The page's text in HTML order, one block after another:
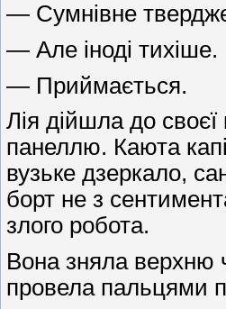
— Сумнівне
— Але іноді тихіше.
— Приймається.
Лія дійшла до
панеллю. Каюта
вузьке дзеркало,
борт не з
злого робота.
Вона зняла верхню
провела пальцями